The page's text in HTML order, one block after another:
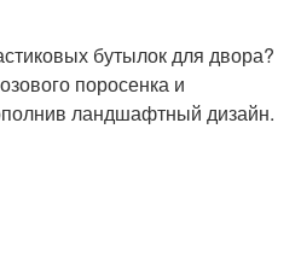
бутылок для двора?
поросенка и
ландшафтный дизайн.